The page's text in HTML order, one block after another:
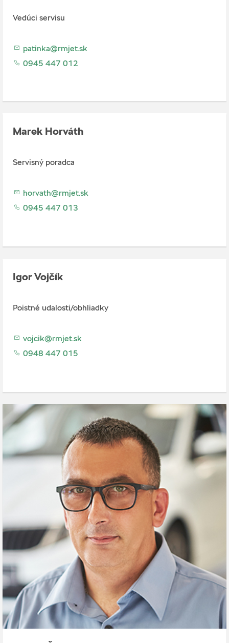
Vedúci servisu
patinka@rmjet.sk
0945 447 012
Marek Horváth
Servisný poradca
horvath@rmjet.sk
0945 447 013
Igor Vojčík
Poistné udalosti/obhliadky
vojcik@rmjet.sk
0948 447 015